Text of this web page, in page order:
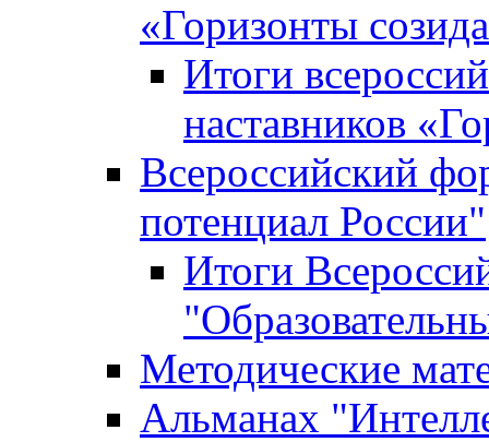
«Горизонты
Итоги
наставников
Всероссийский
потенциал России"
Итоги
Методические
Альманах